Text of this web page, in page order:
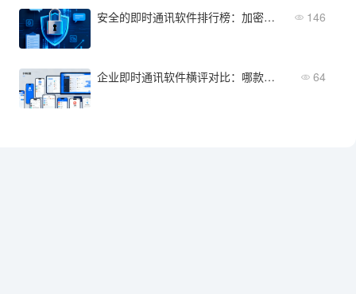
安全的即时通讯软件排行榜：加密、审计、私有化能力评估 146
企业即时通讯软件横评对比：哪款更适合你的企业？ 64